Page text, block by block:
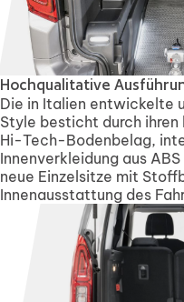
Hochqualitative
Die in Italien entwickelte
Style besticht durch
Hi-Tech-Bodenbelag,
Innenverkleidung aus
neue Einzelsitze mit
Innenausstattung des